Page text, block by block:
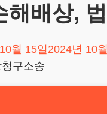
해배상,
월 15일 2024년 10